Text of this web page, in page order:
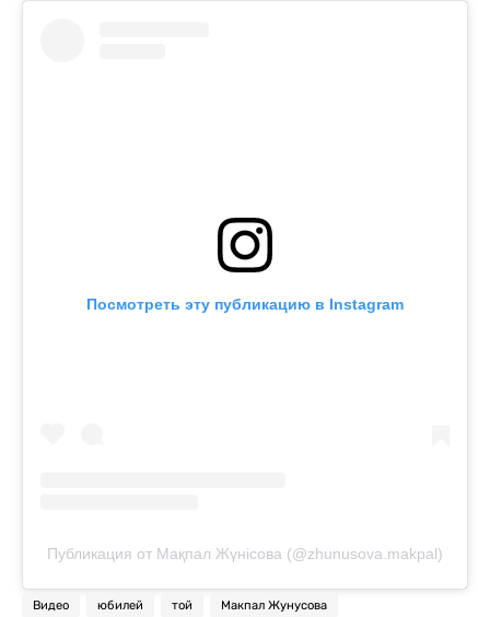
Посмотреть эту публикацию в Instagram
Публикация от Мақпал Жүнісова (@zhunusova.makpal)
Видео юбилей той Макпал Жунусова